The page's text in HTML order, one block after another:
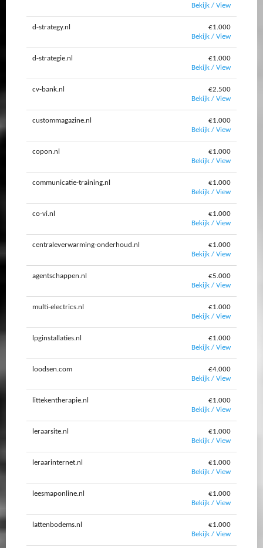
Bekijk / View
d-strategy.nl
€1.000
Bekijk / View
d-strategie.nl
€1.000
Bekijk / View
cv-bank.nl
€2.500
Bekijk / View
custommagazine.nl
€1.000
Bekijk / View
copon.nl
€1.000
Bekijk / View
communicatie-training.nl
€1.000
Bekijk / View
co-vi.nl
€1.000
Bekijk / View
centraleverwarming-onderhoud.nl
€1.000
Bekijk / View
agentschappen.nl
€5.000
Bekijk / View
multi-electrics.nl
€1.000
Bekijk / View
lpginstallaties.nl
€1.000
Bekijk / View
loodsen.com
€4.000
Bekijk / View
littekentherapie.nl
€1.000
Bekijk / View
leraarsite.nl
€1.000
Bekijk / View
leraarinternet.nl
€1.000
Bekijk / View
leesmaponline.nl
€1.000
Bekijk / View
lattenbodems.nl
€1.000
Bekijk / View